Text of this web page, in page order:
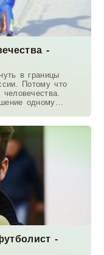
-
в границы
Потому что
одному
-